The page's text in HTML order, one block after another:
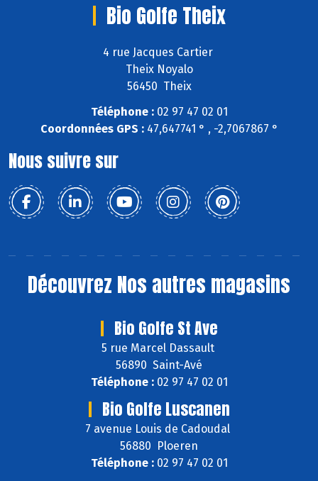
Bio Golfe Theix
4 rue Jacques Cartier
Theix Noyalo
56450 Theix
Téléphone :02 97 47 02 01
Coordonnées GPS :47,647741 ° , -2,7067867 °
Nous suivre sur
Découvrez Nos autres magasins
Bio Golfe St Ave
5 rue Marcel Dassault
56890 Saint-Avé
Téléphone :02 97 47 02 01
Bio Golfe Luscanen
7 avenue Louis de Cadoudal
56880 Ploeren
Téléphone :02 97 47 02 01